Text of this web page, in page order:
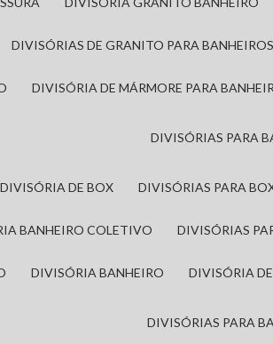
DIVISÓRIAS DE GRANITO PARA BANHEIROS
DIVISÓRIA DE MÁRMORE PARA
DIVISÓRIAS PARA
DIVISÓRIA DE BOX DIVISÓRIAS PARA
BANHEIRO COLETIVO DIVISÓRIAS
DIVISÓRIA BANHEIRO DIVISÓRIA
DIVISÓRIAS PARA